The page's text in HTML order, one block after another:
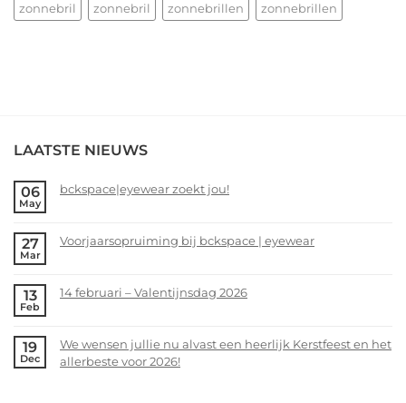
zonnebril zonnebril zonnebrillen zonnebrillen
LAATSTE NIEUWS
06
May
bckspace|eyewear zoekt jou!
on
jou!
27
Mar
Voorjaarsopruiming bij bckspace | eyewear
on
bckspace
|
13
Feb
14 februari – Valentijnsdag 2026
on
14
19
Dec
We wensen jullie nu alvast een heerlijk Kerstfeest en het
allerbeste voor 2026!